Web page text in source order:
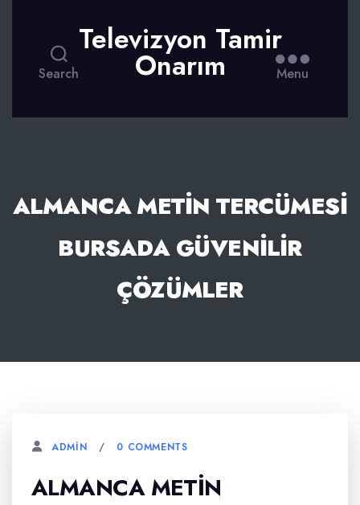
Search
Televizyon Tamir
Onarım Menu
ALMANCA METIN TERCÜMESI
BURSADA GÜVENILIR
ÇÖZÜMLER
ADMIN 0 COMMENTS
ALMANCA METIN